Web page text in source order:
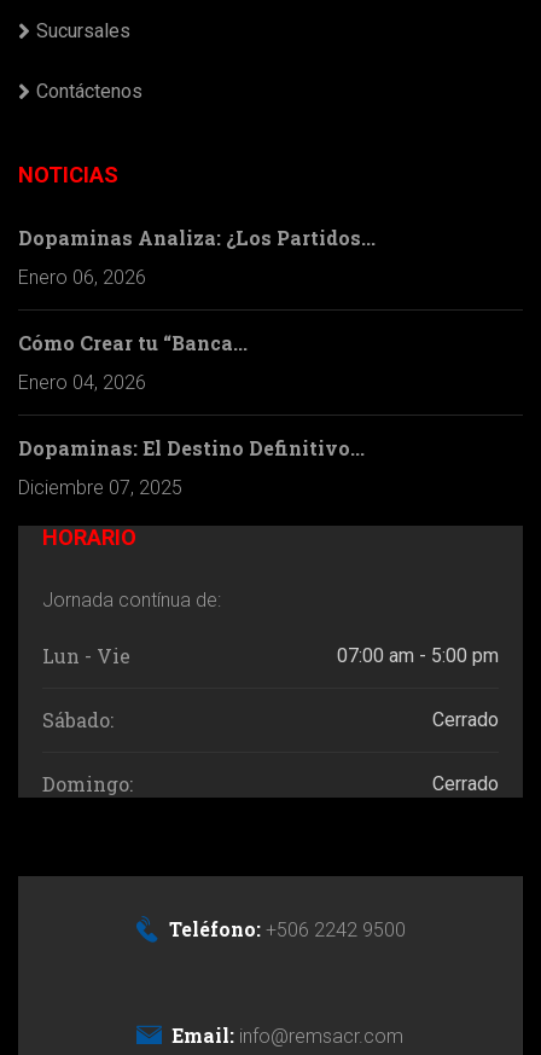
Sucursales
Contáctenos
NOTICIAS
Dopaminas Analiza: ¿Los Partidos...
Enero 06, 2026
Cómo Crear tu “Banca...
Enero 04, 2026
Dopaminas: El Destino Definitivo...
Diciembre 07, 2025
HORARIO
Jornada contínua de:
Lun - Vie 07:00 am - 5:00 pm
Sábado: Cerrado
Domingo: Cerrado
Teléfono: +506 2242 9500
Email: info@remsacr.com